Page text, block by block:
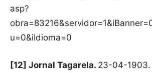
asp?
u=0&iIdioma=0
[12] Jornal Tagarela. 23-04-1903.